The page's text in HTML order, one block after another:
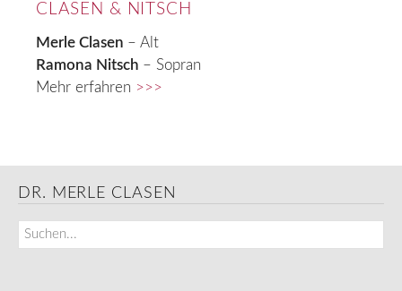
CLASEN & NITSCH
Merle Clasen – Alt
Ramona Nitsch – Sopran
Mehr erfahren >>>
DR. MERLE CLASEN